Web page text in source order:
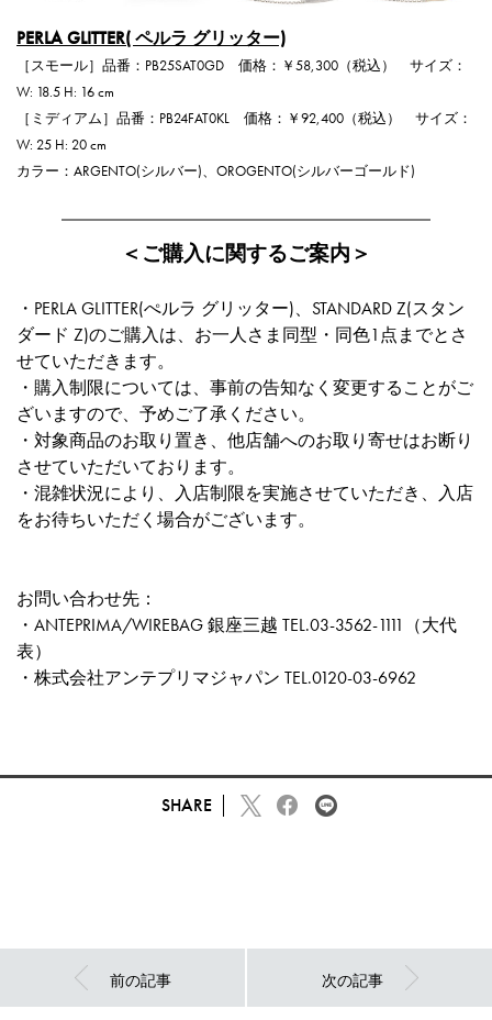
PERLA GLITTER( ペルラ グリッター)
［スモール］品番：PB25SAT0GD 価格：￥58,300（税込） サイズ：
W: 18.5 H: 16 cm
［ミディアム］品番：PB24FAT0KL 価格：￥92,400（税込） サイズ：
W: 25 H: 20 cm
カラー：ARGENTO(シルバー)、OROGENTO(シルバーゴールド)
＜ご購入に関するご案内＞
・PERLA GLITTER(ぺルラ グリッター)、STANDARD Z(スタン
ダード Z)のご購入は、お一人さま同型・同色1点までとさ
せていただきます。
・購入制限については、事前の告知なく変更することがご
ざいますので、予めご了承ください。
・対象商品のお取り置き、他店舗へのお取り寄せはお断り
させていただいております。
・混雑状況により、入店制限を実施させていただき、入店
をお待ちいただく場合がございます。
お問い合わせ先：
・ANTEPRIMA/WIREBAG 銀座三越 TEL.03-3562-1111（大代
表）
・株式会社アンテプリマジャパン TEL.0120-03-6962
SHARE
前の記事 次の記事